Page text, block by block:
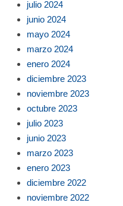
julio 2024
junio 2024
mayo 2024
marzo 2024
enero 2024
diciembre 2023
noviembre 2023
octubre 2023
julio 2023
junio 2023
marzo 2023
enero 2023
diciembre 2022
noviembre 2022